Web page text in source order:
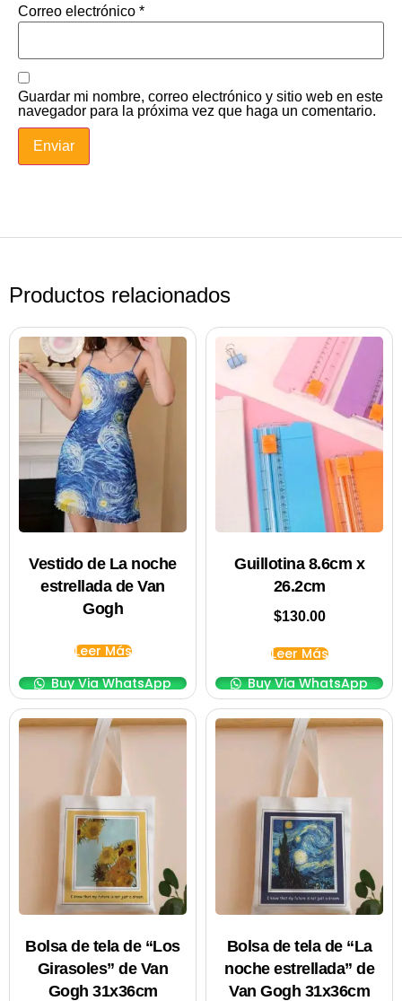
Correo electrónico *
Guardar mi nombre, correo electrónico y sitio web en este
navegador para la próxima vez que haga un comentario.
Productos relacionados
Vestido de La noche
estrellada de Van
Gogh
Leer Más
Buy Via WhatsApp
Guillotina 8.6cm x
26.2cm
$130.00
Leer Más
Buy Via WhatsApp
Bolsa de tela de “Los
Girasoles” de Van
Gogh 31x36cm
Bolsa de tela de “La
noche estrellada” de
Van Gogh 31x36cm